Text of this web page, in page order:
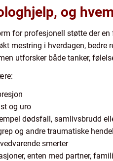
og
for profesjonell støtte der
mestring i hverdagen,
utforsker både tanker,
og uro
dødsfall, samlivsbrudd
og andre traumatiske
smerter
enten med partner,